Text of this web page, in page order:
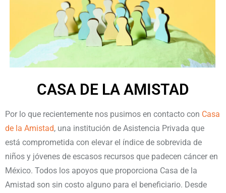
CASA DE LA AMISTAD
Por lo que recientemente nos pusimos en contacto con Casa
de la Amistad, una institución de Asistencia Privada que
está comprometida con elevar el índice de sobrevida de
niños y jóvenes de escasos recursos que padecen cáncer en
México. Todos los apoyos que proporciona Casa de la
Amistad son sin costo alguno para el beneficiario. Desde